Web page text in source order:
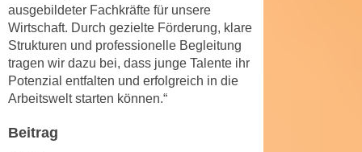
ausgebildeter Fachkräfte für unsere
Wirtschaft. Durch gezielte Förderung, klare
Strukturen und professionelle Begleitung
tragen wir dazu bei, dass junge Talente ihr
Potenzial entfalten und erfolgreich in die
Arbeitswelt starten können.“
Beitrag
n
z
u
z
e
i
c
h
d
i
e
o